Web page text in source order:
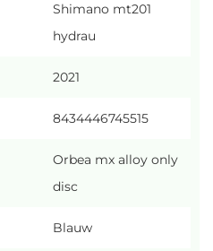
Shimano mt201
hydrau
2021
8434446745515
Orbea mx alloy only
disc
Blauw